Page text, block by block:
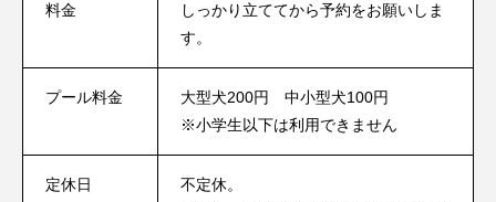
料金
しっかり立ててから予約をお願いしま
す。
プール料金
大型犬200円 中小型犬100円
※小学生以下は利用できません
定休日
不定休。